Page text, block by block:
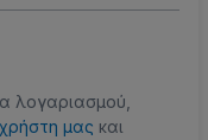
λογαριασμού,
μας και